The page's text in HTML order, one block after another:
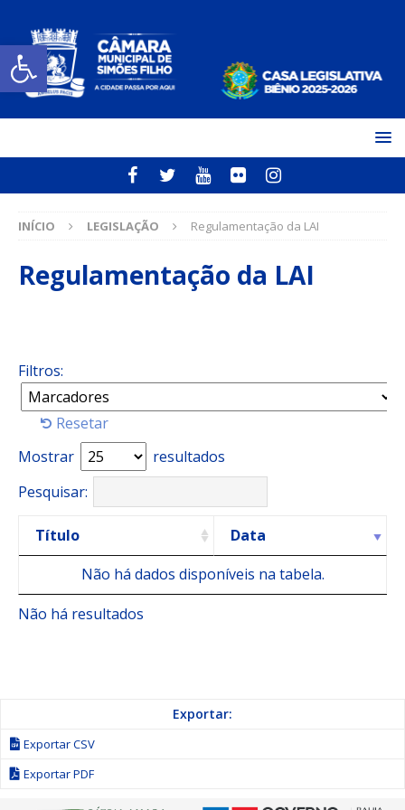
Open toolbar
INÍCIO LEGISLAÇÃO Regulamentação da LAI
Regulamentação da LAI
Filtros:
Resetar
Mostrar
resultados
Pesquisar:
Título
Data
Não há dados disponíveis na tabela.
Não há resultados
Exportar:
Exportar CSV
Exportar PDF